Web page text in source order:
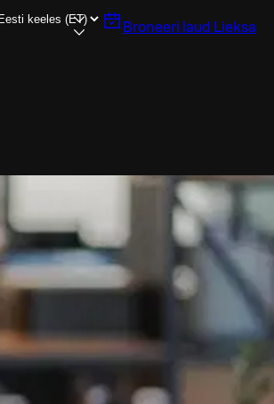
Broneeri laud Lieksa